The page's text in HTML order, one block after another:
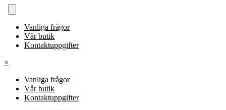
Vanliga frågor
Vår butik
Kontaktuppgifter
×
Vanliga frågor
Vår butik
Kontaktuppgifter